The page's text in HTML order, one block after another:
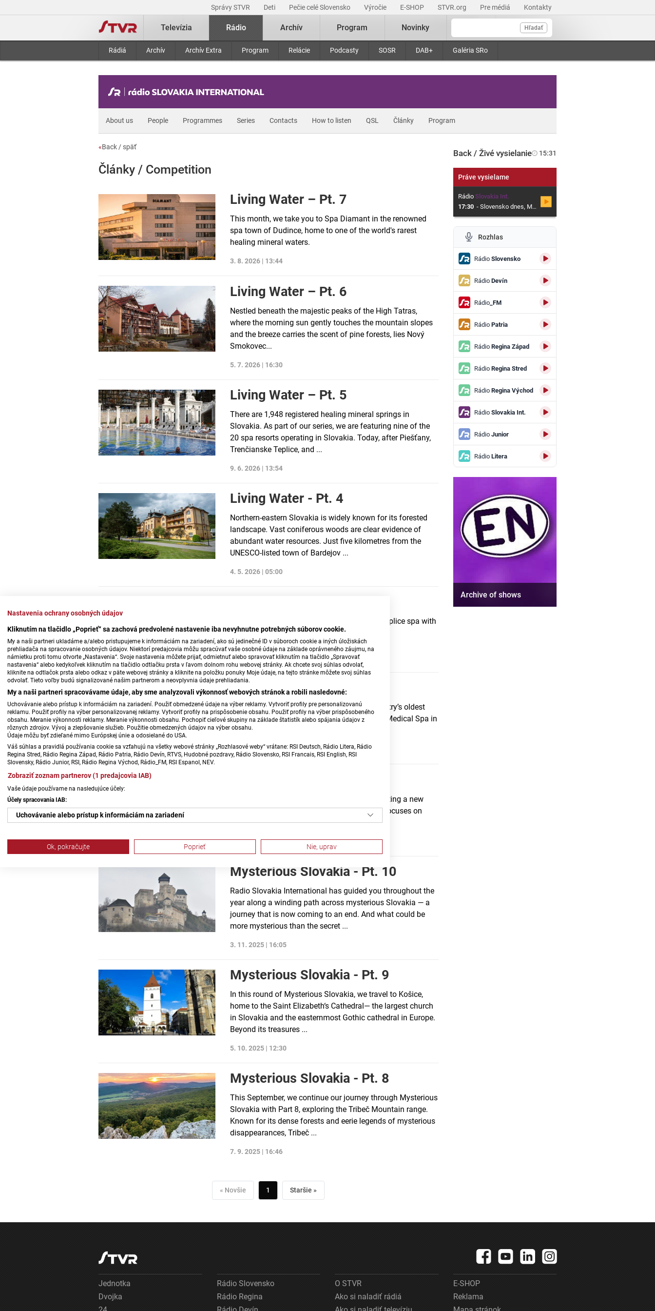
Nastavenia ochrany osobných údajov
Kliknutím na tlačidlo „Poprieť“ sa zachová predvolené nastavenie iba nevyhnutne potrebných súborov cookie.
My a naši partneri ukladáme a/alebo pristupujeme k informáciám na zariadení, ako sú jedinečné ID v súboroch cookie a iných úložiskách
prehliadača na spracovanie osobných údajov. Niektorí predajcovia môžu spracúvať vaše osobné údaje na základe oprávneného záujmu, na
námietku proti tomu otvorte „Nastavenia“. Svoje nastavenia môžete prijať, odmietnuť alebo spravovať kliknutím na tlačidlo „Spravovať
nastavenia“ alebo kedykoľvek kliknutím na tlačidlo odtlačku prsta v ľavom dolnom rohu webovej stránky. Ak chcete svoj súhlas odvolať,
kliknite na odtlačok prsta alebo odkaz v päte webovej stránky a kliknite na položku ponuky Moje údaje, na tejto stránke môžete svoj súhlas
odvolať. Tieto voľby budú signalizované našim partnerom a neovplyvnia údaje prehliadania.
My a naši partneri spracovávame údaje, aby sme analyzovali výkonnosť webových stránok a robili nasledovné:
Uchovávanie alebo prístup k informáciám na zariadení. Použiť obmedzené údaje na výber reklamy. Vytvoriť profily pre personalizovanú
reklamu. Použiť profily na výber personalizovanej reklamy. Vytvoriť profily na prispôsobenie obsahu. Použiť profily na výber prispôsobeného
obsahu. Meranie výkonnosti reklamy. Meranie výkonnosti obsahu. Pochopiť cieľové skupiny na základe štatistík alebo spájania údajov z
rôznych zdrojov. Vývoj a zlepšovanie služieb. Použitie obmedzených údajov na výber obsahu.
Údaje môžu byť zdieľané mimo Európskej únie a odosielané do USA.
Váš súhlas a pravidlá používania cookie sa vzťahujú na všetky webové stránky „Rozhlasové weby“ vrátane: RSI Deutsch, Rádio Litera, Rádio
Regina Stred, Rádio Regina Západ, Rádio Patria, Rádio Devín, RTVS, Hudobné pozdravy, Rádio Slovensko, RSI Francais, RSI English, RSI
Slovensky, Rádio Junior, RSI, Rádio Regina Východ, Rádio_FM, RSI Espanol, NEV.
Zobraziť zoznam partnerov (1 predajcovia IAB)
Vaše údaje používame na nasledujúce účely:
Účely spracovania IAB:
Uchovávanie alebo prístup k informáciám na zariadení
Vytvoriť profily pre personalizovanú reklamu
Použiť profily na výber personalizovanej reklamy
Vytvoriť profily na prispôsobenie obsahu
Použiť profily na výber prispôsobeného obsahu
Meranie výkonnosti reklamy
Pochopiť cieľové skupiny na základe štatistík alebo spájania údajov z rôznych zdrojov
Vývoj a zlepšovanie služieb
Použitie obmedzených údajov na výber obsahu
Účely spracovania, ktoré nie sú v kompetencii IAB:
Ok, pokračujte Poprieť Nie, uprav
Správy STVR Deti Pečie celé Slovensko Výročie E-SHOP STVR.org Pre médiá Kontakty
Hľadať
Televízia Rádio
Rádiá Archív Archív Extra Program Relácie Podcasty SOSR DAB+ Galéria SRo
Archív Program Novinky
About us People Programmes Series Contacts How to listen QSL Články Program
«Back / späť
Články / Competition
Living Water – Pt. 7
This month, we take you to Spa Diamant in the renowned
spa town of Dudince, home to one of the world's rarest
healing mineral waters.
3. 8. 2026 | 13:44
Living Water – Pt. 6
Nestled beneath the majestic peaks of the High Tatras,
where the morning sun gently touches the mountain slopes
and the breeze carries the scent of pine forests, lies Nový
Smokovec...
5. 7. 2026 | 16:30
Living Water – Pt. 5
There are 1,948 registered healing mineral springs in
Slovakia. As part of our series, we are featuring nine of the
20 spa resorts operating in Slovakia. Today, after Piešťany,
Trenčianske Teplice, and ...
9. 6. 2026 | 13:54
Living Water - Pt. 4
Northern-eastern Slovakia is widely known for its forested
landscape. Vast coniferous woods are clear evidence of
abundant water resources. Just five kilometres from the
UNESCO-listed town of Bardejov ...
4. 5. 2026 | 05:00
This time, we invite you to visit Trenčianske Teplice spa with
us.
5. 4. 2026 | 13:28
Living Water - Pt. 2
Now, we invite you to discover one of the country’s oldest
and most renowned spa resorts — the Slovak Medical Spa in
Piešťany.
9. 3. 2026 | 16:06
In this year's listener competition, we're presenting a new
thematic series entitled "Living Water," which focuses on
Slovakian spas and mineral waters.
11. 2. 2026 | 15:38
Mysterious Slovakia - Pt. 10
Radio Slovakia International has guided you throughout the
year along a winding path across mysterious Slovakia — a
journey that is now coming to an end. And what could be
more mysterious than the secret ...
3. 11. 2025 | 16:05
Mysterious Slovakia - Pt. 9
In this round of Mysterious Slovakia, we travel to Košice,
home to the Saint Elizabeth‘s Cathedral— the largest church
in Slovakia and the easternmost Gothic cathedral in Europe.
Beyond its treasures ...
5. 10. 2025 | 12:30
Mysterious Slovakia - Pt. 8
This September, we continue our journey through Mysterious
Slovakia with Part 8, exploring the Tribeč Mountain range.
Known for its dense forests and eerie legends of mysterious
disappearances, Tribeč ...
7. 9. 2025 | 16:46
« Novšie 1 Staršie »
Back / Živé vysielanie 15:31
Práve vysielame
RádioSlovakia Int.
17:30 - Slovensko dnes, Magazín o Slovensku
Rozhlas
RádioSlovensko
RádioDevín
Rádio_FM
RádioPatria
RádioRegina Západ
RádioRegina Stred
RádioRegina Východ
RádioSlovakia Int.
RádioJunior
RádioLitera
Archive of shows
Jednotka
Dvojka
Rádio Slovensko
Rádio Regina
O STVR
Ako si naladiť rádiá
E-SHOP
Reklama